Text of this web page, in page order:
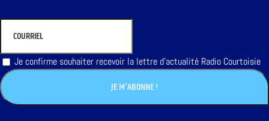
Je confirme souhaiter recevoir la lettre d'actualité Radio Courtoisie